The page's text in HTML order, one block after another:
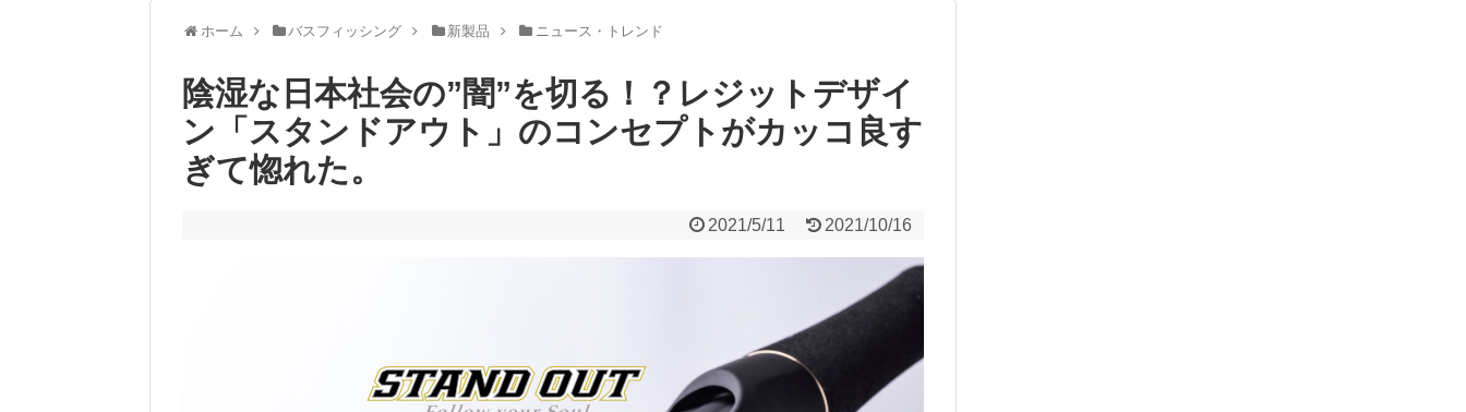
ホーム バスフィッシング 新製品 ニュース・トレンド
陰湿な日本社会の”闇”を切る！？レジットデザイ
ン「スタンドアウト」のコンセプトがカッコ良す
ぎて惚れた。
2021/5/11 2021/10/16